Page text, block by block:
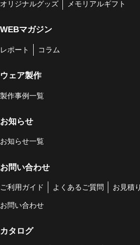
オリジナルグッズ メモリアルギフト
WEBマガジン
レポート コラム
ウェア製作
製作事例一覧
お知らせ
お知らせ一覧
お問い合わせ
ご利用ガイド よくあるご質問 お見積
お問い合わせ
カタログ